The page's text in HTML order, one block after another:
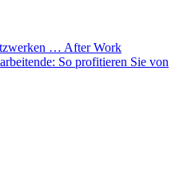
… After Work
So profitieren Sie von